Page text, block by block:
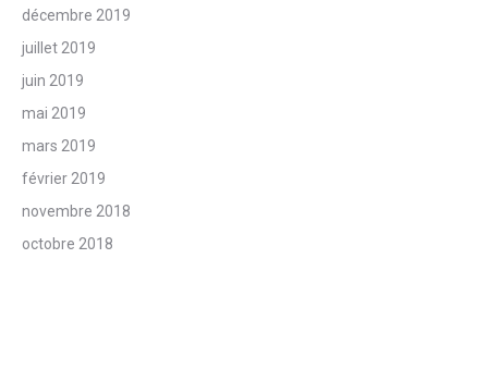
décembre 2019
juillet 2019
juin 2019
mai 2019
mars 2019
février 2019
novembre 2018
octobre 2018